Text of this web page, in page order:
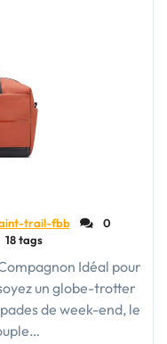
trail-fbb
0
18 tags
Idéal pour
un globe-trotter
de week-end, le